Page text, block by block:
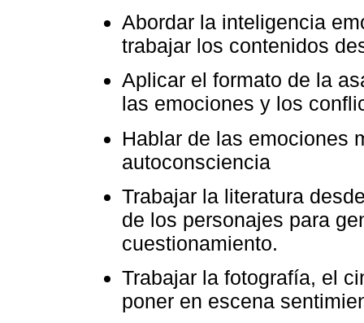
Abordar la inteligencia
trabajar los contenidos
Aplicar el formato de la
las emociones y los
Hablar de las emociones
autoconsciencia
Trabajar la literatura
de los personajes para
cuestionamiento.
Trabajar la fotografía, el
poner en escena